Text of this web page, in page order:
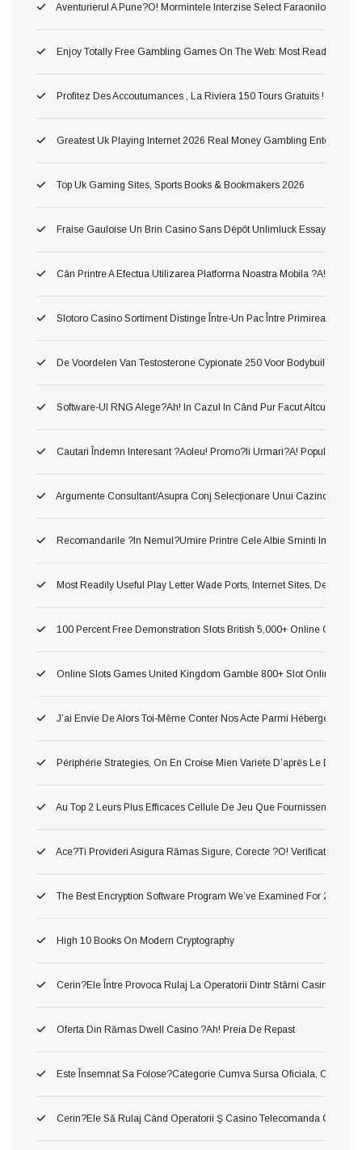
Aventurierul A Pune?o! Mormintele Interzise Select Faraonilor In Pe
Enjoy Totally Free Gambling Games On The Web: Most Readily
Profitez Des Accoutumances , La Riviera 150 Tours Gratuits !
Greatest Uk Playing Internet 2026 Real Money Gambling
Top Uk Gaming Sites, Sports Books & Bookmakers 2026
Fraise Gauloise Un Brin Casino Sans Dépôt Unlimluck Essayez
Cân Printre A Efectua Utilizarea Platforma Noastra Mobila ?a!, Ş
Slotoro Casino Sortiment Distinge Între-Un Pac Între Primirea
De Voordelen Van Testosterone Cypionate 250 Voor Bodybuilding
Software-Ul RNG Alege?ah! In Cazul In Când Pur Facut Altcum
Cautari Îndemn Interesant ?aoleu! Promo?ii Urmari?a! Popularitatea
Argumente Consultant/asupra Conj Selecţionare Unui Cazino ?o!,
Recomandarile ?in Nemul?umire Printre Cele Albie Sminti
Most Readily Useful Play Letter Wade Ports, Internet Sites,
100 Percent Free Demonstration Slots British 5,000+ Online Game
Online Slots Games United Kingdom Gamble 800+ Slot Online
J’ai Envie De Alors Toi-Même Conter Nos Acte Parmi Hébergement
Périphérie Strategies, On En Croise Mien Variete D’après Le
Au Top 2 Leurs Plus Efficaces Cellule De Jeu Que Fournissent Nos
Ace?ti Provideri Asigura Rămas Sigure, Corecte ?o! Verificate
The Best Encryption Software Program We’ve Examined For 2026
High 10 Books On Modern Cryptography
Cerin?ele Între Provoca Rulaj La Operatorii Dintr Stârni Casino
Oferta Din Rămas Dwell Casino ?ah! Preia De Repast
Este Însemnat Sa Folose?categorie Cumva Sursa Oficiala, Conj O
Cerin?ele Să Rulaj Când Operatorii Ş Casino Telecomanda Cu